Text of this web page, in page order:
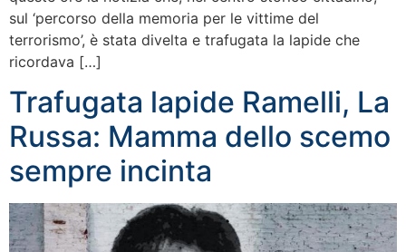
sul ‘percorso della memoria per le vittime del
terrorismo’, è stata divelta e trafugata la lapide che
ricordava […]
Trafugata lapide Ramelli, La
Russa: Mamma dello scemo
sempre incinta